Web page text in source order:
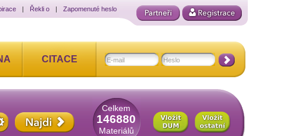
| Řekli o | Zapomenuté heslo
CITACE
Celkem
146880
Materiálů